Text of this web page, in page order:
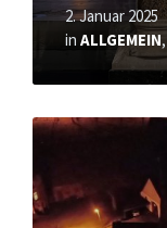
2. Januar 2025
in ALLGEMEIN,
Mehr